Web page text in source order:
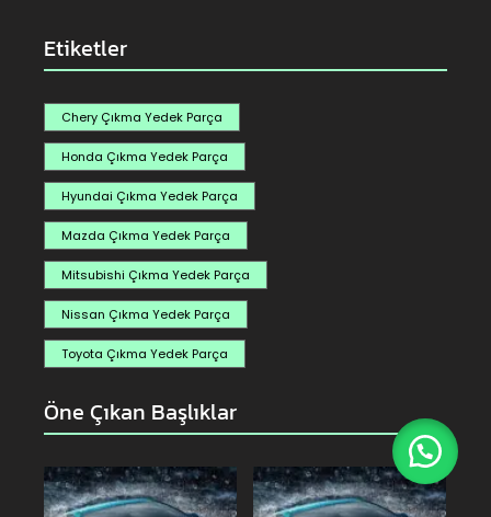
Etiketler
Chery Çıkma Yedek Parça
Honda Çıkma Yedek Parça
Hyundai Çıkma Yedek Parça
Mazda Çıkma Yedek Parça
Mitsubishi Çıkma Yedek Parça
Nissan Çıkma Yedek Parça
Toyota Çıkma Yedek Parça
Öne Çıkan Başlıklar